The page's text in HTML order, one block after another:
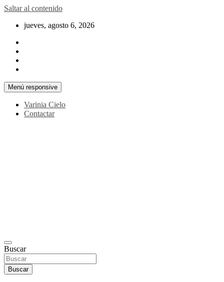
Saltar al contenido
jueves, agosto 6, 2026
Menú responsive
Varinia Cielo
Contactar
Buscar
Buscar